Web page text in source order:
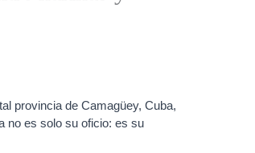
provincia de Camagüey, Cuba,
no es solo su oficio: es su